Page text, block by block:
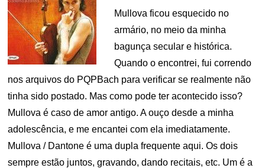
Mullova ficou esquecido no
armário, no meio da minha
bagunça secular e histórica.
Quando o encontrei, fui correndo
nos arquivos do PQPBach para verificar se realmente não
tinha sido postado. Mas como pode ter acontecido isso?
Mullova é caso de amor antigo. A ouço desde a minha
adolescência, e me encantei com ela imediatamente.
Mullova / Dantone é uma dupla frequente aqui. Os dois
sempre estão juntos, gravando, dando recitais, etc. Um é a